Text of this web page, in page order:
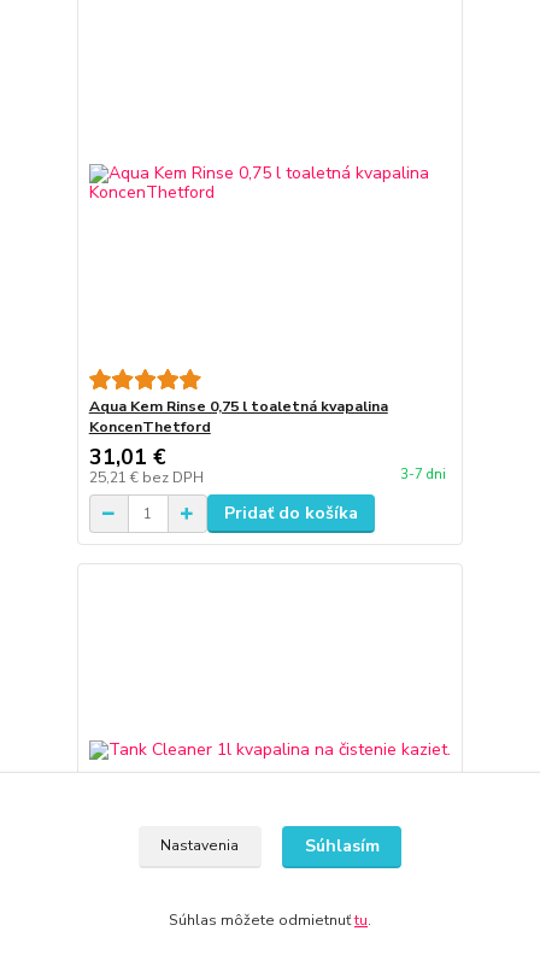
Aqua Kem Rinse 0,75 l toaletná kvapalina
KoncenThetford
31,01 €
25,21 € bez DPH 3-7 dni
Pridať do košíka
Nastavenia Súhlasím
Súhlas môžete odmietnuťtu.